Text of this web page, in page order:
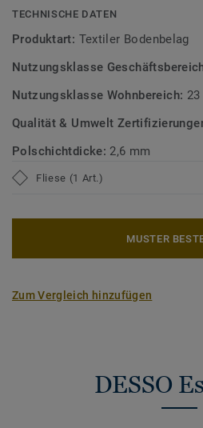
TECHNISCHE DATEN
Produktart: Textiler Bodenbelag
Nutzungsklasse
Nutzungsklasse Wohnbereich:
Qualität & Umwelt
Polschichtdicke: 2,6 mm
Fliese (1 Art.)
MUSTER
Zum Vergleich hinzufügen
DESSO